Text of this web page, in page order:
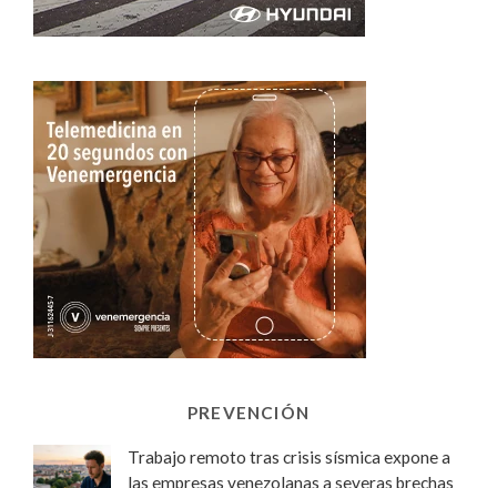
PREVENCIÓN
Trabajo remoto tras crisis sísmica expone a
las empresas venezolanas a severas brechas